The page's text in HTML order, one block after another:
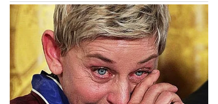
Lijepe vijesti.
Nove mogućnosti.
Više ljubavi.
Više razloga za zadovoljstvo.